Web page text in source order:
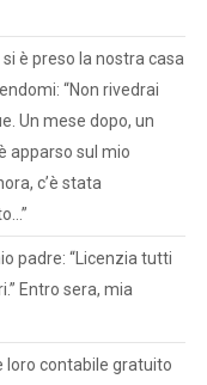
è preso la nostra casa
“Non rivedrai
Un mese dopo, un
apparso sul mio
c’è stata
padre: “Licenzia tutti
Entro sera, mia
loro contabile gratuito